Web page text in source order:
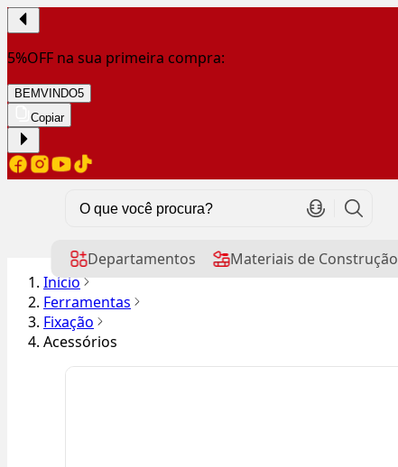
5%OFF na sua primeira compra:
BEMVINDO5
Copiar
Departamentos Materiais de Construção
Início
Ferramentas
Fixação
Acessórios